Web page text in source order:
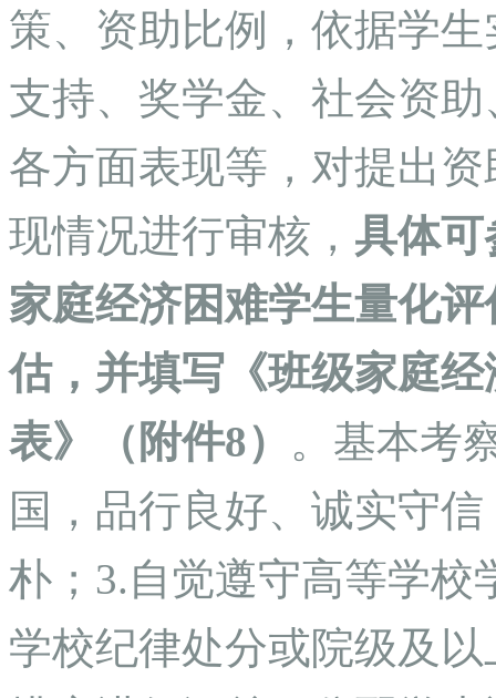
策、资助比例，依据学
支持、奖学金、社会资
各方面表现等，对提出
现情况进行审核， 具体可
家庭经济困难学生量化
估，并填写《班级家庭
表》（附件8） 。基本考
国，品行良好、诚实守
朴；3.自觉遵守高等学校
学校纪律处分或院级及